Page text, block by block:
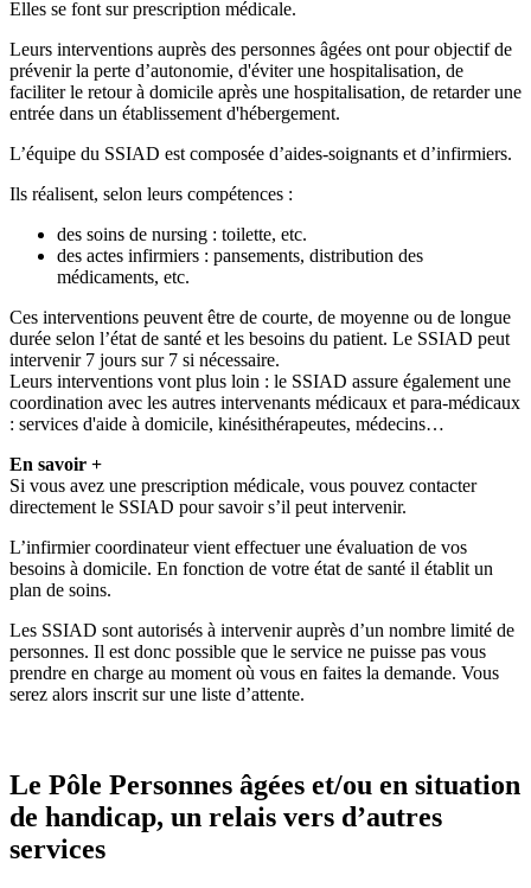
Elles se font sur prescription médicale.
Leurs interventions auprès des personnes âgées ont pour objectif de
prévenir la perte d’autonomie, d'éviter une hospitalisation, de
faciliter le retour à domicile après une hospitalisation, de retarder une
entrée dans un établissement d'hébergement.
L’équipe du SSIAD est composée d’aides-soignants et d’infirmiers.
Ils réalisent, selon leurs compétences :
des soins de nursing : toilette, etc.
des actes infirmiers : pansements, distribution des
médicaments, etc.
Ces interventions peuvent être de courte, de moyenne ou de longue
durée selon l’état de santé et les besoins du patient. Le SSIAD peut
intervenir 7 jours sur 7 si nécessaire.
Leurs interventions vont plus loin : le SSIAD assure également une
coordination avec les autres intervenants médicaux et para-médicaux
: services d'aide à domicile, kinésithérapeutes, médecins…
En savoir +
Si vous avez une prescription médicale, vous pouvez contacter
directement le SSIAD pour savoir s’il peut intervenir.
L’infirmier coordinateur vient effectuer une évaluation de vos
besoins à domicile. En fonction de votre état de santé il établit un
plan de soins.
Les SSIAD sont autorisés à intervenir auprès d’un nombre limité de
personnes. Il est donc possible que le service ne puisse pas vous
prendre en charge au moment où vous en faites la demande. Vous
serez alors inscrit sur une liste d’attente.
Le Pôle Personnes âgées et/ou en situation
de handicap, un relais vers d’autres
services